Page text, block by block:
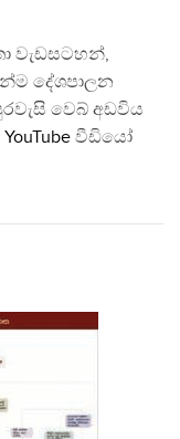
වැඩසටහන්,
දේශපාලන
වෙබ් අඩවිය
YouTube වීඩියෝ